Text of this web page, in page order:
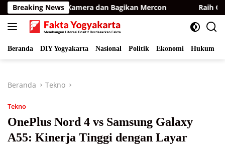
Langsung
ke
konten
Breaking News
Pasang Kamera dan Bagikan Mercon Raih Opini
Beranda DIY Yogyakarta Nasional Politik Ekonomi Hukum
Beranda Tekno
Tekno
OnePlus Nord 4 vs Samsung Galaxy
A55: Kinerja Tinggi dengan Layar